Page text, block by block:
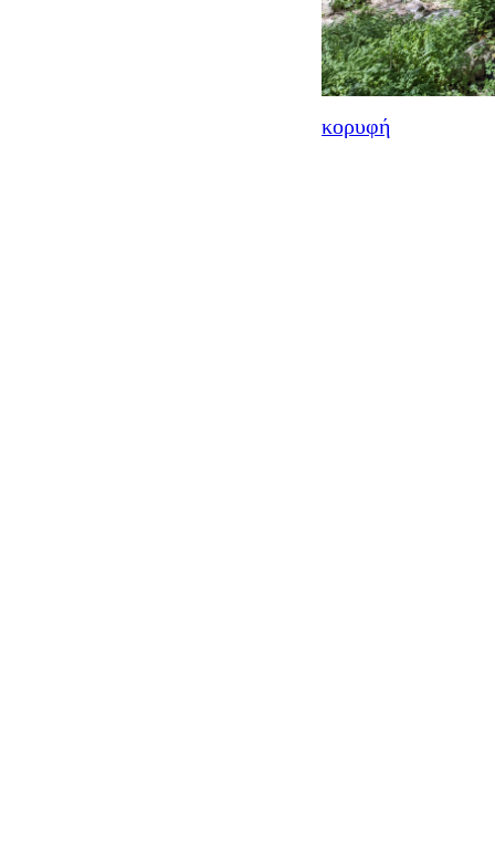
κορυφή